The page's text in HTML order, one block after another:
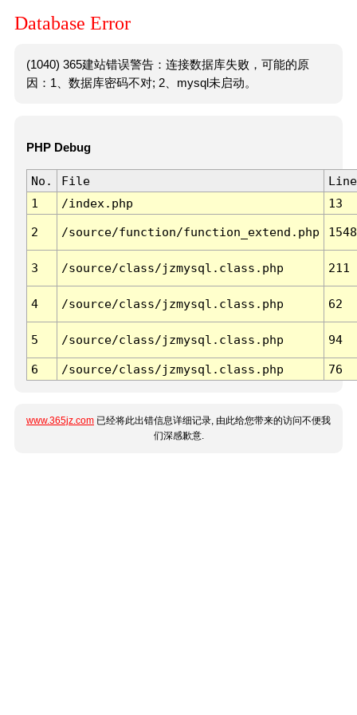
Database Error
(1040) 365建站错误警告：连接数据库失败，可能的原
因：1、数据库密码不对; 2、mysql未启动。
PHP Debug
No. File
Line
1
/index.php 13
2 /source/function/function_extend.php 1548
3 /source/class/jzmysql.class.php 211
4 /source/class/jzmysql.class.php 62
5 /source/class/jzmysql.class.php 94
6 /source/class/jzmysql.class.php 76
www.365jz.com 已经将此出错信息详细记录, 由此给您带来的访问不便我
们深感歉意.